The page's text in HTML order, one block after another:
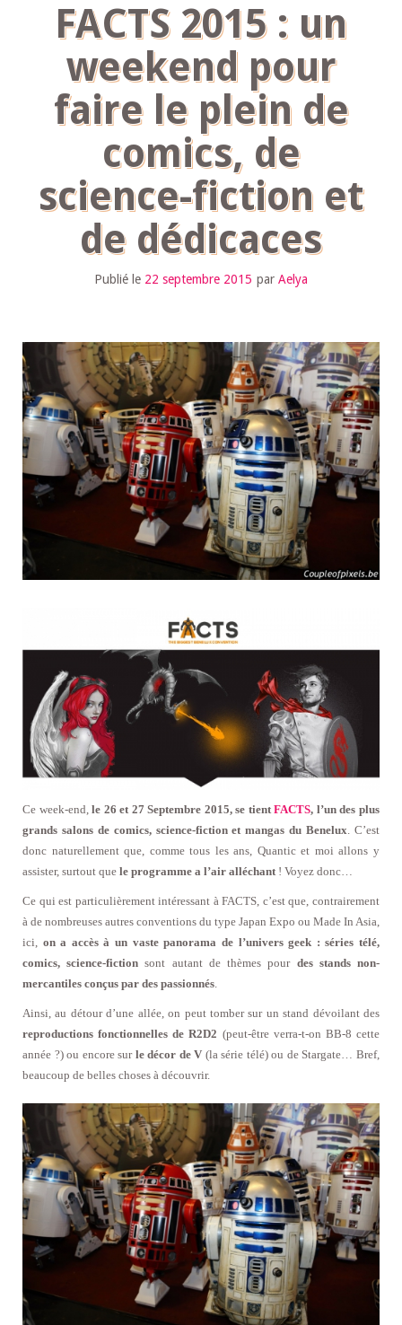
FACTS 2015 : un
weekend pour
faire le plein de
comics, de
science-fiction et
de dédicaces
Publié le 22 septembre 2015 par Aelya
Ce week-end,le 26 et 27 Septembre 2015, se tientFACTS, l’un des plus
grands salons de comics, science-fiction et mangas du Benelux . C’est
donc naturellement que, comme tous les ans, Quantic et moi allons y
assister, surtout que le programme a l’air alléchant ! Voyez donc…
Ce qui est particulièrement intéressant à FACTS, c’est que, contrairement
à de nombreuses autres conventions du type Japan Expo ou Made In Asia,
ici, on a accès à un vaste panorama de l’univers geek : séries télé,
comics, science-fiction sont autant de thèmes pour des stands non-
mercantiles conçus par des passionnés
Ainsi, au détour d’une allée, on peut tomber sur un stand dévoilant des
reproductions fonctionnelles de R2D2 (peut-être verra-t-on BB-8 cette
année ?) ou encore sur le décor de V (la série télé) ou de Stargate… Bref,
beaucoup de belles choses à découvrir.